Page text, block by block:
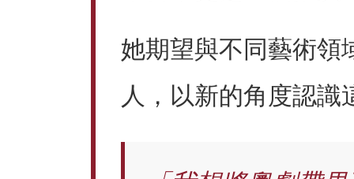
她期望與不同藝術領
人，以新的角度認識